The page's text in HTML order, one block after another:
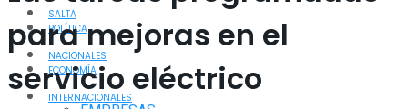
POLÍTICA
ECONOMÍA
SALTA
NACIONALES
INTERNACIONALES
para mejoras en el
servicio eléctrico